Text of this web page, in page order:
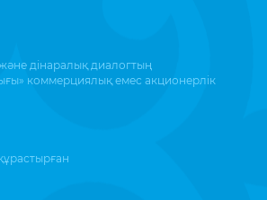
дінаралық диалогтың
коммерциялық емес акционерлік